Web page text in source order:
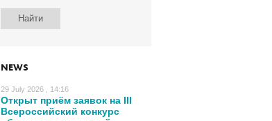
NEWS
29 July 2026 , 14:16
Открыт приём заявок на III
Всероссийский конкурс